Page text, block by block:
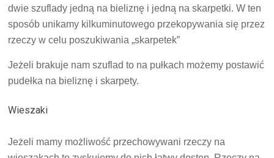
dwie szuflady jedną na bieliznę i jedną na skarpetki. W ten
sposób unikamy kilkuminutowego przekopywania się przez
rzeczy w celu poszukiwania „skarpetek”
Jeżeli brakuje nam szuflad to na pułkach możemy postawić
pudełka na bieliznę i skarpety.
Wieszaki
Jeżeli mamy możliwość przechowywani rzeczy na